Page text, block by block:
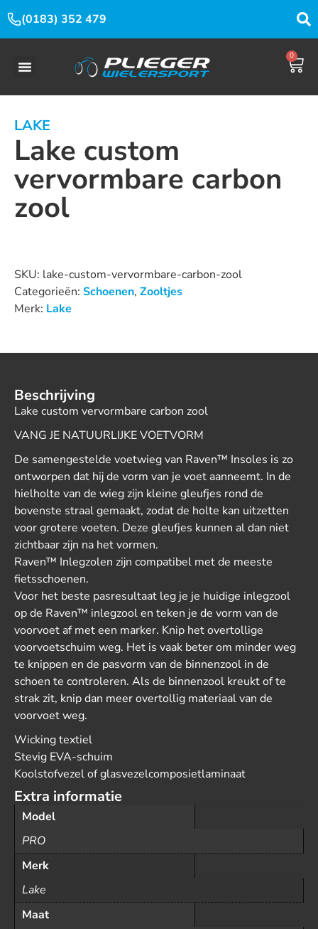
(0183) 352 479
0
LAKE
Lake custom
vervormbare carbon
zool
SKU: lake-custom-vervormbare-carbon-zool
Categorieën: Schoenen, Zooltjes
Merk: Lake
Beschrijving
Lake custom vervormbare carbon zool
VANG JE NATUURLIJKE VOETVORM
De samengestelde voetwieg van Raven™ Insoles is zo
ontworpen dat hij de vorm van je voet aanneemt. In de
hielholte van de wieg zijn kleine gleufjes rond de
bovenste straal gemaakt, zodat de holte kan uitzetten
voor grotere voeten. Deze gleufjes kunnen al dan niet
zichtbaar zijn na het vormen.
Raven™ Inlegzolen zijn compatibel met de meeste
fietsschoenen.
Voor het beste pasresultaat leg je je huidige inlegzool
op de Raven™ inlegzool en teken je de vorm van de
voorvoet af met een marker. Knip het overtollige
voorvoetschuim weg. Het is vaak beter om minder weg
te knippen en de pasvorm van de binnenzool in de
schoen te controleren. Als de binnenzool kreukt of te
strak zit, knip dan meer overtollig materiaal van de
voorvoet weg.
Wicking textiel
Stevig EVA-schuim
Koolstofvezel of glasvezelcomposietlaminaat
Extra informatie
Model
PRO
Merk
Lake
Maat